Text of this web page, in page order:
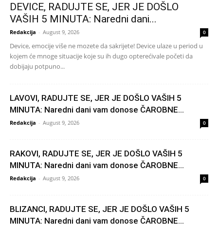
DEVICE, RADUJTE SE, JER JE DOŠLO
VAŠIH 5 MINUTA: Naredni dani...
Redakcija - August 9, 2026 0
Device, emocije više ne mozete da sakrijete! Device ulaze u period u
kojem će mnoge situacije koje su ih dugo opterećivale početi da
dobijaju potpuno...
LAVOVI, RADUJTE SE, JER JE DOŠLO VAŠIH 5
MINUTA: Naredni dani vam donose ČAROBNE...
Redakcija - August 9, 2026 0
RAKOVI, RADUJTE SE, JER JE DOŠLO VAŠIH 5
MINUTA: Naredni dani vam donose ČAROBNE...
Redakcija - August 9, 2026 0
BLIZANCI, RADUJTE SE, JER JE DOŠLO VAŠIH 5
MINUTA: Naredni dani vam donose ČAROBNE...